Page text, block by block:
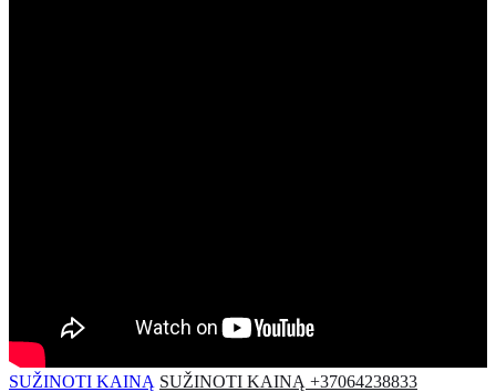
SUŽINOTI KAINĄ SUŽINOTI KAINĄ +37064238833